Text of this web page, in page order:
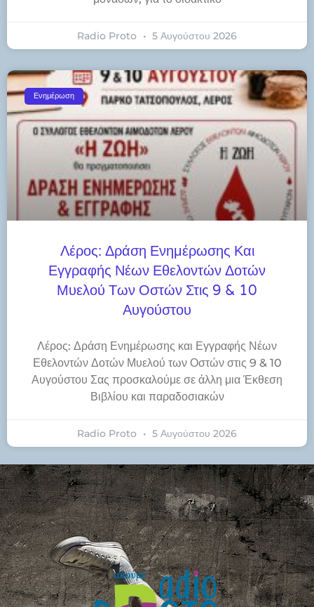
Radio Proto 5 Αυγούστου 2026
Ενημέρωση
Λέρος: Δράση Ενημέρωσης Και
Εγγραφής Νέων Εθελοντών Δοτών
Μυελού Των Οστών Στις 9 & 10
Αυγούστου
Λέρος: Δράση Ενημέρωσης και Εγγραφής Νέων
Εθελοντών Δοτών Μυελού των Οστών στις 9 & 10
Αυγούστου Σας προσκαλούμε σε άλλη μια Έκθεση
Βιβλίου και παραδοσιακών
Radio Proto 5 Αυγούστου 2026